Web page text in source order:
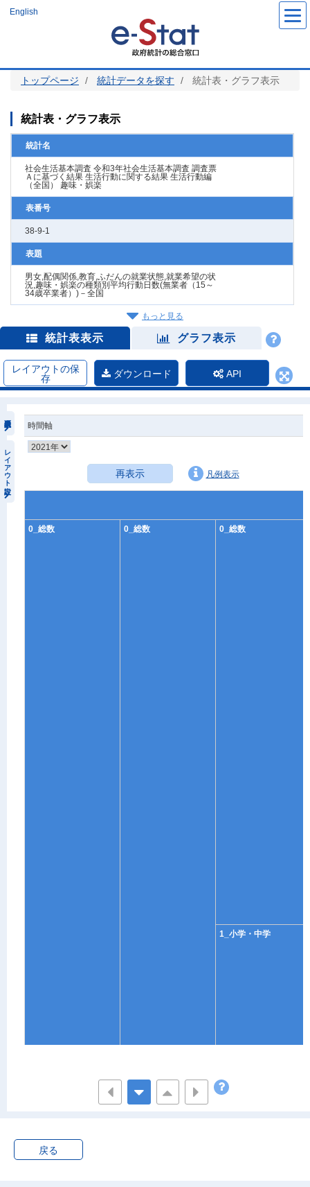
ツ
English
トップページ 統計データを探す 統計表・グラフ表示
統計表・グラフ表示
統計名
社会生活基本調査 令和3年社会生活基本調査 調査票
Ａに基づく結果 生活行動に関する結果 生活行動編
（全国） 趣味・娯楽
表番号
38-9-1
表題
男女,配偶関係,教育,ふだんの就業状態,就業希望の状
況,趣味・娯楽の種類別平均行動日数(無業者（15～
34歳卒業者）)－全国
もっと見る
統計表表示 グラフ表示
レイアウトの保
存
ダウンロード API
レイアウト設定
時間軸
再表示 凡例表示
0_総数 0_総数 0_総数
1_小学・中学
戻る